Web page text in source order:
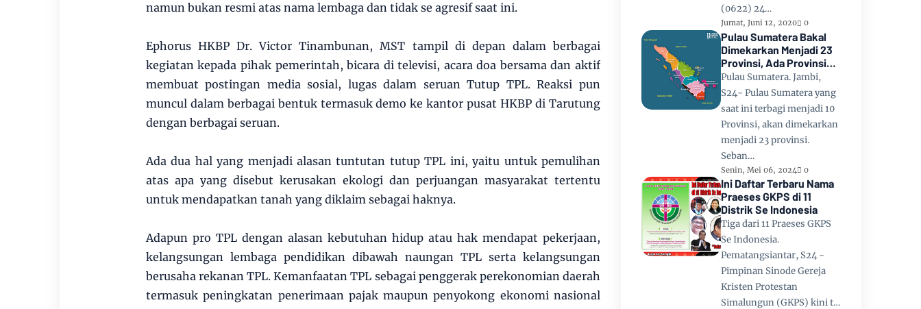
namun bukan resmi atas nama lembaga dan tidak se agresif saat ini.
Ephorus HKBP Dr. Victor Tinambunan, MST tampil di depan dalam berbagai
kegiatan kepada pihak pemerintah, bicara di televisi, acara doa bersama dan aktif
membuat postingan media sosial, lugas dalam seruan Tutup TPL. Reaksi pun
muncul dalam berbagai bentuk termasuk demo ke kantor pusat HKBP di Tarutung
dengan berbagai seruan.
Ada dua hal yang menjadi alasan tuntutan tutup TPL ini, yaitu untuk pemulihan
atas apa yang disebut kerusakan ekologi dan perjuangan masyarakat tertentu
untuk mendapatkan tanah yang diklaim sebagai haknya.
Adapun pro TPL dengan alasan kebutuhan hidup atau hak mendapat pekerjaan,
kelangsungan lembaga pendidikan dibawah naungan TPL serta kelangsungan
berusaha rekanan TPL. Kemanfaatan TPL sebagai penggerak perekonomian daerah
termasuk peningkatan penerimaan pajak maupun penyokong ekonomi nasional
(0622) 24…
Jumat, Juni 12, 2020 0
Pulau Sumatera Bakal
Dimekarkan Menjadi 23
Provinsi, Ada Provinsi
Toba Raya dan Provinsi
Tapanuli
Pulau Sumatera. Jambi,
S24- Pulau Sumatera yang
saat ini terbagi menjadi 10
Provinsi, akan dimekarkan
menjadi 23 provinsi.
Seban…
Senin, Mei 06, 2024 0
Ini Daftar Terbaru Nama
Praeses GKPS di 11
Distrik Se Indonesia
Tiga dari 11 Praeses GKPS
Se Indonesia.
Pematangsiantar, S24 -
Pimpinan Sinode Gereja
Kristen Protestan
Simalungun (GKPS) kini t…